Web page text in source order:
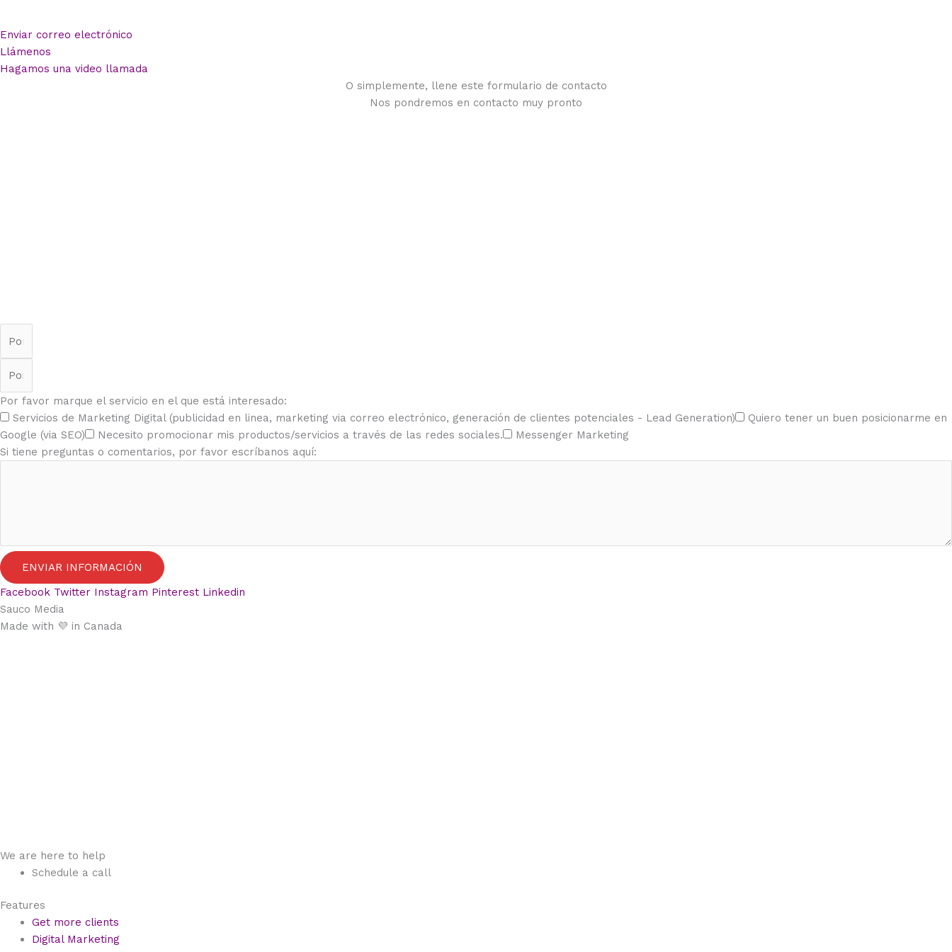
Enviar correo electrónico
Llámenos
Hagamos una video llamada
O simplemente, llene este formulario de contacto
Nos pondremos en contacto muy pronto
Por favor marque el servicio en el que está interesado:
Servicios de Marketing Digital (publicidad en linea, marketing via correo electrónico, generación de clientes potenciales - Lead Generation)
Quiero tener un buen posicionarme en
Google (via SEO)
Necesito promocionar mis productos/servicios a través de las redes sociales.
Messenger Marketing
Si tiene preguntas o comentarios, por favor escríbanos aquí:
ENVIAR INFORMACIÓN
Facebook Twitter Instagram Pinterest Linkedin
Sauco Media
Made with 💜 in Canada
We are here to help
Schedule a call
Features
Get more clients
Digital Marketing